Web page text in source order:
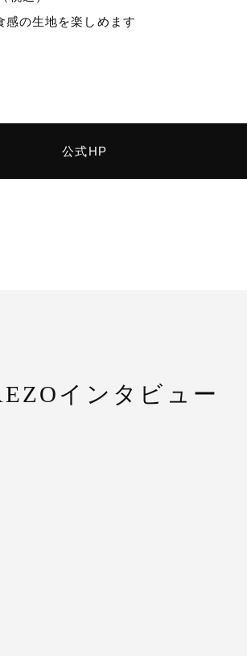
感の生地を楽しめます
公式HP
インタビュー